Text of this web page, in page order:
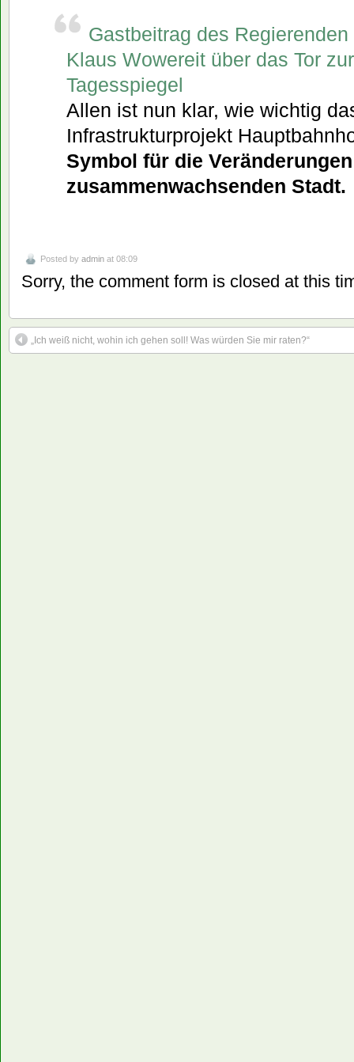
Gastbeitrag des
Klaus Wowereit über das Tor
Tagesspiegel
Allen ist nun klar, wie wichtig
Infrastrukturprojekt
Symbol für die
zusammenwachsenden Stadt.
Posted by admin at 08:09
Sorry, the comment form is closed at this
„Ich weiß nicht, wohin ich gehen soll! Was würden Sie mir raten?“